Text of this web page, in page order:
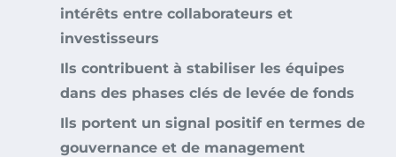
intérêts entre collaborateurs et
investisseurs
Ils contribuent à stabiliser les équipes
dans des phases clés de levée de fonds
Ils portent un signal positif en termes de
gouvernance et de management